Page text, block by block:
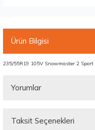
Ürün Bilgisi
235/55R19 105V Snowmaster 2 Sport
Yorumlar
Taksit Seçenekleri